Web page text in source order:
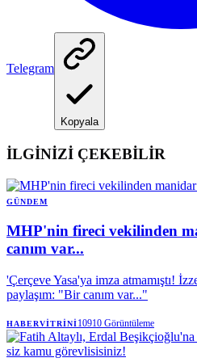
Telegram
Kopyala
İLGİNİZİ ÇEKEBİLİR
GÜNDEM
MHP'nin fireci vekilinden
canım var...
'Çerçeve Yasa'ya imza atmamıştı!
paylaşım: "Bir canım var..."
HABERVITRINI10910 Görüntüleme